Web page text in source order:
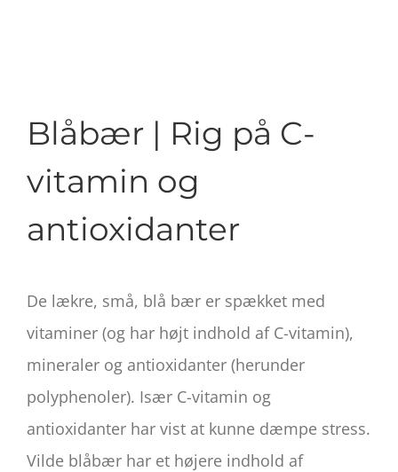
Blåbær | Rig på C-
vitamin og
antioxidanter
De lækre, små, blå bær er spækket med
vitaminer (og har højt indhold af C-vitamin),
mineraler og antioxidanter (herunder
polyphenoler). Især C-vitamin og
antioxidanter har vist at kunne dæmpe stress.
Vilde blåbær har et højere indhold af